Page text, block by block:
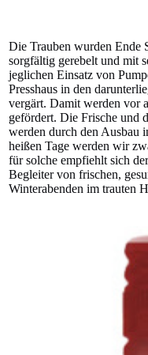
Die Trauben wurden Ende
sorgfältig gerebelt und mit
jeglichen Einsatz von
Presshaus in den
vergärt. Damit werden vor
gefördert. Die Frische und
werden durch den Ausbau
heißen Tage werden wir
für solche empfiehlt sich
Begleiter von frischen,
Winterabenden im trauten